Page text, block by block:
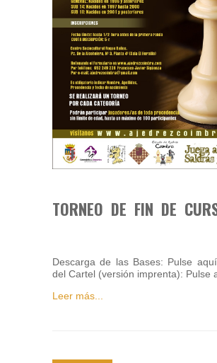
TORNEO DE FIN DE
Descarga de las Bases: Pulse
del Cartel (versión imprenta): Pulse
Leer más...